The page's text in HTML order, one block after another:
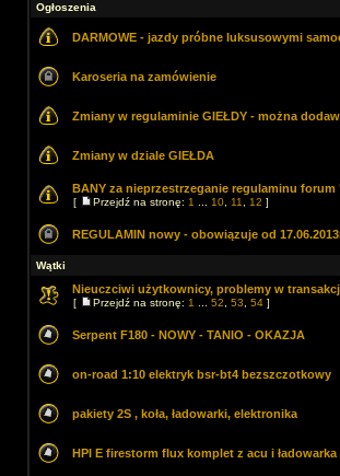
Ogłoszenia
DARMOWE - jazdy próbne luksusowymi
Karoseria na zamówienie
Zmiany w regulaminie GIEŁDY - można
Zmiany w dziale GIEŁDA
BANY za nieprzestrzeganie regulaminu forum
[ Przejdź na stronę: 1 10 11 12 ]
REGULAMIN nowy - obowiązuje od
Wątki
Nieuczciwi użytkownicy, problemy w
[ Przejdź na stronę: 1 52 53 54 ]
Serpent F180 - NOWY - TANIO - OKAZJA
on-road 1:10 elektryk bsr-bt4 bezszczotkowy
pakiety 2S , koła, ładowarki, elektronika
HPI E firestorm flux komplet z acu i ładowarka